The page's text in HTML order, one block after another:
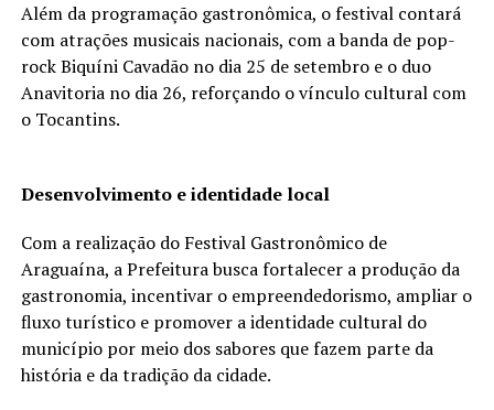
Além da programação gastronômica, o festival contará
com atrações musicais nacionais, com a banda de pop-
rock Biquíni Cavadão no dia 25 de setembro e o duo
Anavitoria no dia 26, reforçando o vínculo cultural com
o Tocantins.
Desenvolvimento e identidade local
Com a realização do Festival Gastronômico de
Araguaína, a Prefeitura busca fortalecer a produção da
gastronomia, incentivar o empreendedorismo, ampliar o
fluxo turístico e promover a identidade cultural do
município por meio dos sabores que fazem parte da
história e da tradição da cidade.